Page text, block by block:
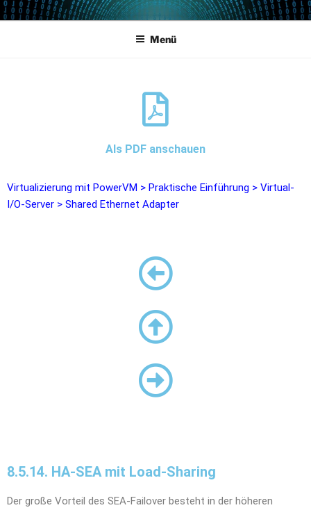
POWERCAMPUS 01
Home of the LPAR-Tool
Menü
Als PDF anschauen
Virtualizierung mit PowerVM > Praktische Einführung > Virtual-
I/O-Server > Shared Ethernet Adapter
8.5.14. HA-SEA mit Load-Sharing
Der große Vorteil des SEA-Failover besteht in der höheren